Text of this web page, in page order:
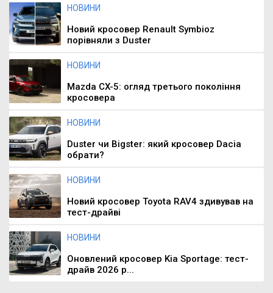
НОВИНИ
Новий кросовер Renault Symbioz
порівняли з Duster
НОВИНИ
Mazda CX-5: огляд третього покоління
кросовера
НОВИНИ
Duster чи Bigster: який кросовер Dacia
обрати?
НОВИНИ
Новий кросовер Toyota RAV4 здивував на
тест-драйві
НОВИНИ
Оновлений кросовер Kia Sportage: тест-
драйв 2026 р...